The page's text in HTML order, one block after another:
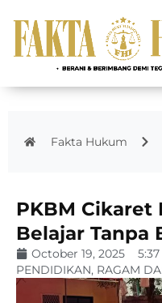
Fakta Hukum
PKBM Cikaret
Belajar Tanpa
October 19, 2025
PENDIDIKAN, RAGAM